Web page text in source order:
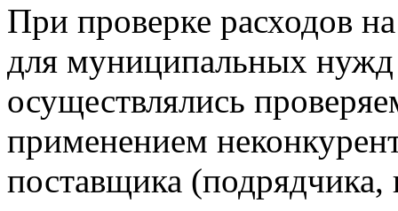
При проверке расходов
для муниципальных нужд
осуществлялись
применением
поставщика (подрядчика,